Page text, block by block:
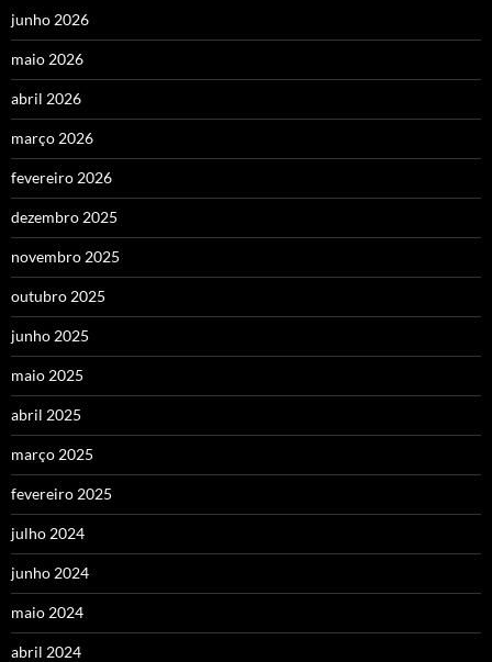
junho 2026
maio 2026
abril 2026
março 2026
fevereiro 2026
dezembro 2025
novembro 2025
outubro 2025
junho 2025
maio 2025
abril 2025
março 2025
fevereiro 2025
julho 2024
junho 2024
maio 2024
abril 2024